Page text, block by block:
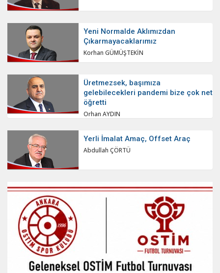
Yeni Normalde Aklımızdan
Çıkarmayacaklarımız
Korhan GÜMÜŞTEKİN
Üretmezsek, başımıza
gelebilecekleri pandemi bize çok net
öğretti
Orhan AYDIN
Yerli İmalat Amaç, Offset Araç
Abdullah ÇÖRTÜ